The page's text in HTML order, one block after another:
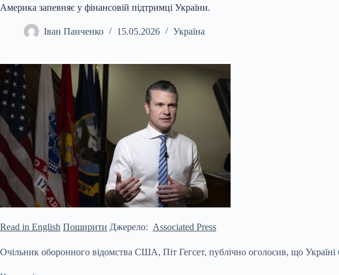
Америка запевняє у фінансовій підтримці України.
Іван Панченко 15.05.2026 Україна
Read in English Поширити Джерело: Associated Press
Очільник оборонного відомства США, Піт Гегсет, публічно оголосив, що Україні